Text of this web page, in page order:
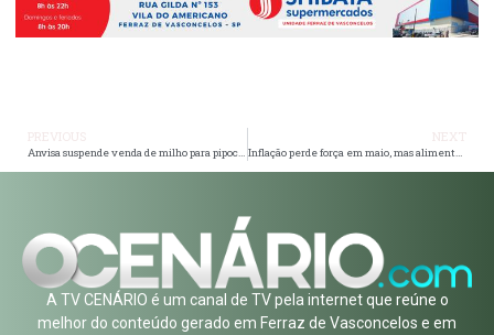
Anvisa suspende venda de milho para pipoca Provatti por erro em alerta sobre glúten Inflação perde força em maio, mas alimentos seguem pressionando o bolso dos brasileiros
A TV CENÁRIO é um canal de TV pela internet que reúne o
melhor do conteúdo gerado em Ferraz de Vasconcelos e em